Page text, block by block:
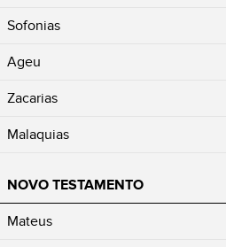
Sofonias
Ageu
Zacarias
Malaquias
NOVO TESTAMENTO
Mateus